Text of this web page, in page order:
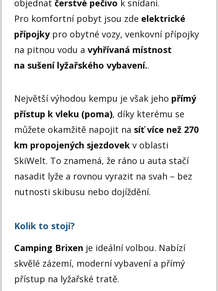
objednatčerstvé pečivo k snídani.
Pro komfortní pobyt jsou zde elektrické
přípojkypro obytné vozy, venkovní přípojky
na pitnou vodu avyhřívaná místnost
na sušení lyžařského vybavení..
Největší výhodou kempu je však jeho přímý
přístup k vleku (poma), díky kterému se
můžete okamžitě napojit na síť více než 270
km propojených sjezdovek v oblasti
SkiWelt. To znamená, že ráno u auta stačí
nasadit lyže a rovnou vyrazit na svah – bez
nutnosti skibusu nebo dojíždění.
Kolik to stojí?
Camping Brixen je ideální volbou. Nabízí
skvělé zázemí, moderní vybavení a přímý
přístup na lyžařské tratě.